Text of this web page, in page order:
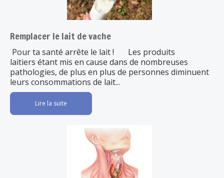
Remplacer le lait de vache
Pour ta santé arrête le lait ! Les produits
laitiers étant mis en cause dans de nombreuses
pathologies, de plus en plus de personnes diminuent
leurs consommations de lait...
Lire la suite